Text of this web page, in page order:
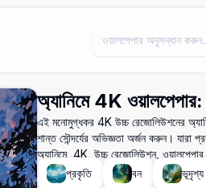
অ্যানিমে 4K ওয়ালপেপার:
এই মনোমুগ্ধকর 4K উচ্চ রেজোলিউশনের
শান্ত সৌন্দর্যের অভিজ্ঞতা অর্জন করুন। যারা
অ্যানিমে, 4K, উচ্চ রেজোলিউশন,
প্রকৃতি
বন ভূদৃশ্য